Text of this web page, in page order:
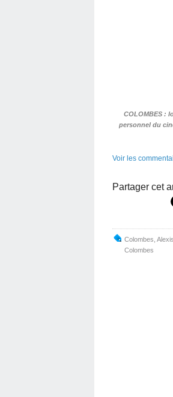
COLOMBES :
personnel du
Voir les
Partager cet
Colombes
Colombes